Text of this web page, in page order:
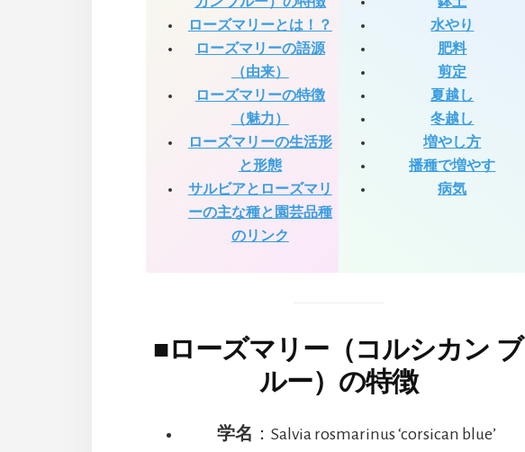
ローズマリーとは！？
ローズマリーの語源
（由来）
ローズマリーの特徴
（魅力）
ローズマリーの生活形
と形態
サルビアとローズマリ
ーの主な種と園芸品種
のリンク
水やり
肥料
剪定
夏越し
冬越し
増やし方
播種で増やす
病気
■ローズマリー（コルシカン ブ
ルー）の特徴
学名 ：Salvia rosmarinus ‘corsican blue’